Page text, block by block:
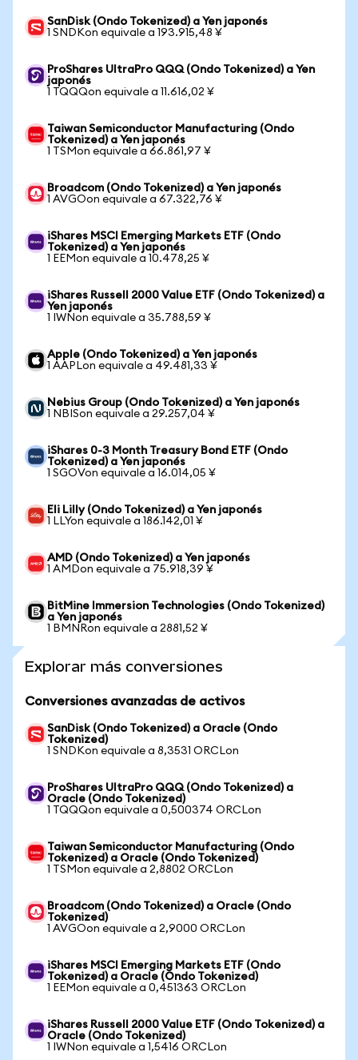
SanDisk (Ondo Tokenized) a Yen japonés
1 SNDKon equivale a 193.915,48 ¥
ProShares UltraPro QQQ (Ondo Tokenized) a Yen
japonés
1 TQQQon equivale a 11.616,02 ¥
Taiwan Semiconductor Manufacturing (Ondo
Tokenized) a Yen japonés
1 TSMon equivale a 66.861,97 ¥
Broadcom (Ondo Tokenized) a Yen japonés
1 AVGOon equivale a 67.322,76 ¥
iShares MSCI Emerging Markets ETF (Ondo
Tokenized) a Yen japonés
1 EEMon equivale a 10.478,25 ¥
iShares Russell 2000 Value ETF (Ondo Tokenized) a
Yen japonés
1 IWNon equivale a 35.788,59 ¥
Apple (Ondo Tokenized) a Yen japonés
1 AAPLon equivale a 49.481,33 ¥
Nebius Group (Ondo Tokenized) a Yen japonés
1 NBISon equivale a 29.257,04 ¥
iShares 0-3 Month Treasury Bond ETF (Ondo
Tokenized) a Yen japonés
1 SGOVon equivale a 16.014,05 ¥
Eli Lilly (Ondo Tokenized) a Yen japonés
1 LLYon equivale a 186.142,01 ¥
AMD (Ondo Tokenized) a Yen japonés
1 AMDon equivale a 75.918,39 ¥
BitMine Immersion Technologies (Ondo Tokenized)
a Yen japonés
1 BMNRon equivale a 2881,52 ¥
Explorar más conversiones
Conversiones avanzadas de activos
SanDisk (Ondo Tokenized) a Oracle (Ondo
Tokenized)
1 SNDKon equivale a 8,3531 ORCLon
ProShares UltraPro QQQ (Ondo Tokenized) a
Oracle (Ondo Tokenized)
1 TQQQon equivale a 0,500374 ORCLon
Taiwan Semiconductor Manufacturing (Ondo
Tokenized) a Oracle (Ondo Tokenized)
1 TSMon equivale a 2,8802 ORCLon
Broadcom (Ondo Tokenized) a Oracle (Ondo
Tokenized)
1 AVGOon equivale a 2,9000 ORCLon
iShares MSCI Emerging Markets ETF (Ondo
Tokenized) a Oracle (Ondo Tokenized)
1 EEMon equivale a 0,451363 ORCLon
iShares Russell 2000 Value ETF (Ondo Tokenized) a
Oracle (Ondo Tokenized)
1 IWNon equivale a 1,5416 ORCLon